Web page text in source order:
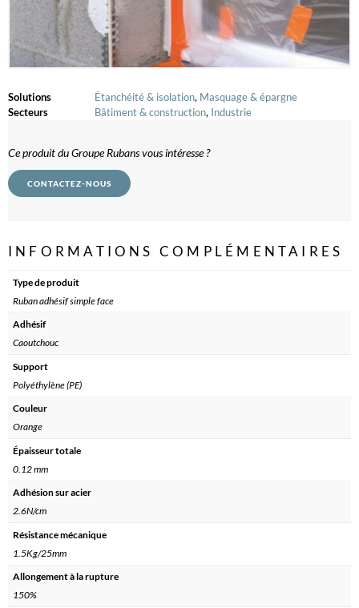
Solutions Étanchéité & isolation, Masquage & épargne
Secteurs
Bâtiment & construction, Industrie
Ce produit du Groupe Rubans vous intéresse ?
CONTACTEZ-NOUS
INFORMATIONS COMPLÉMENTAIRES
Type de produit
Ruban adhésif simple face
Adhésif
Caoutchouc
Support
Polyéthylène (PE)
Couleur
Orange
Épaisseur totale
0.12 mm
Adhésion sur acier
2.6N/cm
Résistance mécanique
1.5Kg/25mm
Allongement à la rupture
150%